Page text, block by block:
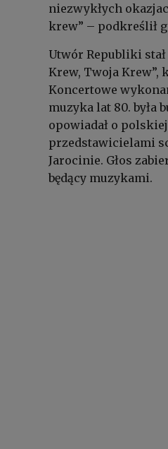
niezwykłych
krew” – podkreślił
Utwór Republiki
Krew, Twoja Krew”,
Koncertowe
muzyka lat 80. była
opowiadał o
przedstawicielami
Jarocinie. Głos
będący muzykami.